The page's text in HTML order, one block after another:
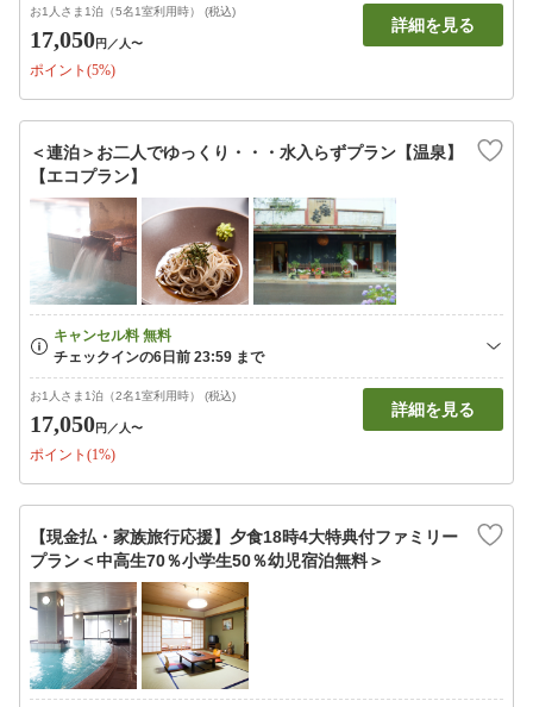
お1人さま1泊（5名1室利用時） (税込)
17,050円 ／人〜
ポイント(5%)
詳細を見る
＜連泊＞お二人でゆっくり・・・水入らずプラン【温泉】
【エコプラン】
お1人さま1泊（2名1室利用時） (税込)
17,050円 ／人〜
ポイント(1%)
詳細を見る
【現金払・家族旅行応援】夕食18時4大特典付ファミリー
プラン＜中高生70％小学生50％幼児宿泊無料＞